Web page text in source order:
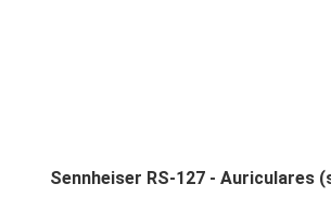
Sennheiser RS-127 - Auriculares